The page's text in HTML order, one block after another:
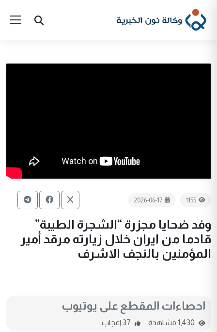
1155
2026-06-17
وفد ضحايا مجزرة “الشجرة الطيبة”
قادما من ايران خلال زيارته مرقد أمير
المؤمنين بالنجف الاشرف
احصاءات المقطع على يوتيوب